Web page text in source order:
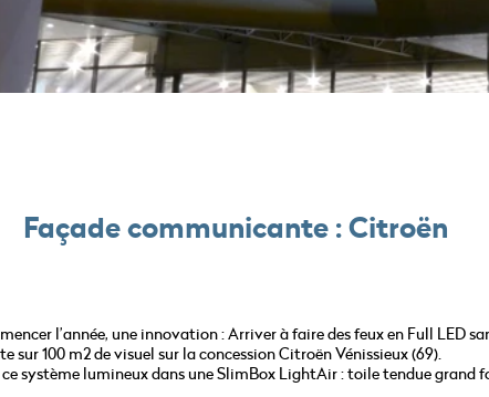
Façade communicante : Citroën
l’année, une innovation : Arriver à faire des feux en Full LED
sur 100 m2 de visuel sur la concession Citroën Vénissieux (69).
système lumineux dans une SlimBox LightAir : toile tendue grand